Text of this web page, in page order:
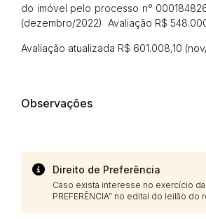
do imóvel pelo processo n°
(dezembro/2022) Avaliação R$
Avaliação atualizada R$ 601.008,10
Observações
Direito de Preferência
Caso exista interesse no exercício
PREFERÊNCIA” no edital do leilão